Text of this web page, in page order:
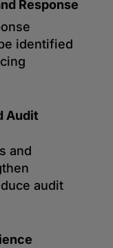
Response
identified
Audit
and
audit